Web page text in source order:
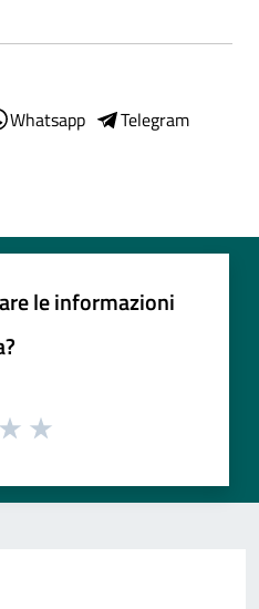
Whatsapp
Telegram
le informazioni